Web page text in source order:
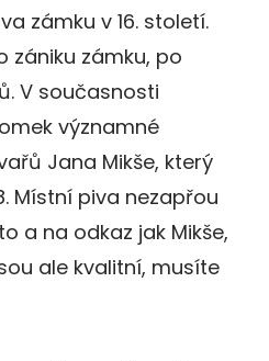
zámku v 16. století.
zániku zámku, po
V současnosti
významné
Jana Mikše, který
Místní piva nezapřou
a na odkaz jak Mikše,
ale kvalitní, musíte